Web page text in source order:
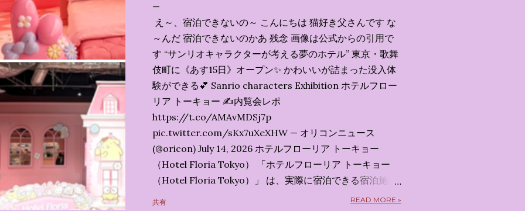
え～、宿泊できないの～ こんにちは 猫好き父さんです な
～んだ 宿泊できないのかあ 残念 画像は公式からの引用で
す “サンリオキャラクターが考える夢のホテル” 東京・歌舞
伎町に《あす15日》オープン✨️ かわいいが詰まった没入体
験ができる💕 Sanrio characters Exhibition ホテルフロー
リア トーキョー ✍️内覧会レポ
https://t.co/AMAvMDSj7p
pic.twitter.com/sKx7uXeXHW — オリコンニュース
(@oricon) July 14, 2026 ホテルフローリア トーキョー
（Hotel Floria Tokyo） 「ホテルフローリア トーキョー
（Hotel Floria Tokyo）」 は、実際に宿泊できる宿泊施設
ではなく、2026年7月15日から東京・新宿でスタートする
共有 READ MORE »